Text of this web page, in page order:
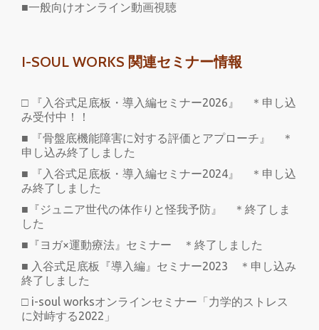
■一般向けオンライン動画視聴
I-SOUL WORKS 関連セミナー情報
□ 『入谷式足底板・導入編セミナー2026』 ＊申し込
み受付中！！
■ 『骨盤底機能障害に対する評価とアプローチ』 ＊
申し込み終了しました
■ 『入谷式足底板・導入編セミナー2024』 ＊申し込
み終了しました
■『ジュニア世代の体作りと怪我予防』 ＊終了しま
した
■『ヨガ×運動療法』セミナー ＊終了しました
■ 入谷式足底板『導入編』セミナー2023 ＊申し込み
終了しました
□ i-soul worksオンラインセミナー「力学的ストレス
に対峙する2022」